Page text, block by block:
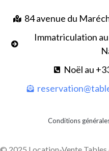
84 avenue du
Immatriculation au
Noël au
Conditions